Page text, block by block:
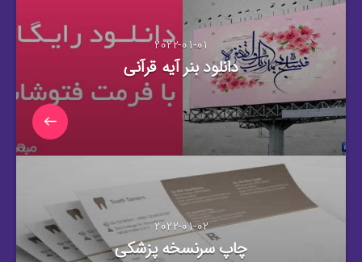
2022-01-01
دانلود بنر آیه قرآنی
2022-01-02
چاپ سرنسخه پزشکی